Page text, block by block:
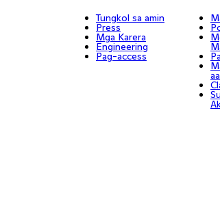
Tungkol sa amin
Press
Mga Karera
Engineering
Pag-access